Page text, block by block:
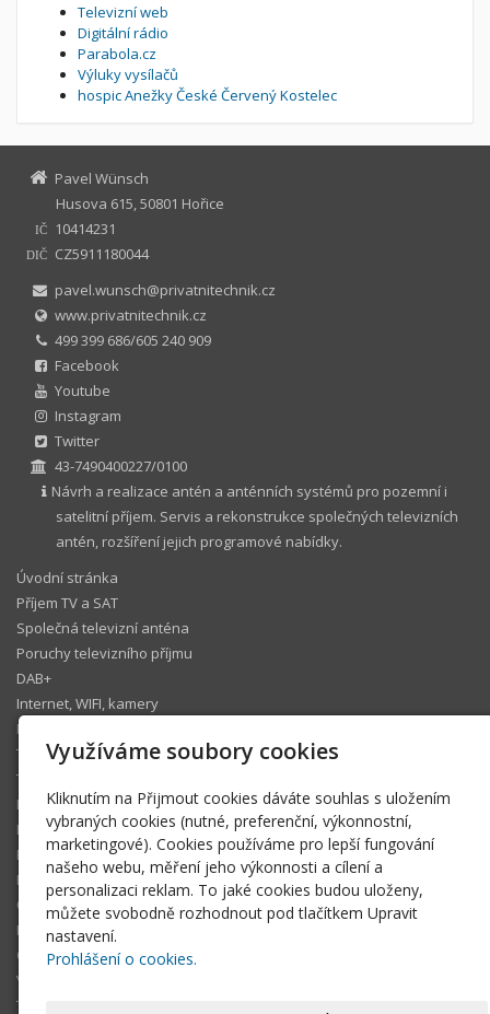
Televizní web
Digitální rádio
Parabola.cz
Výluky vysílačů
hospic Anežky České Červený Kostelec
Pavel Wünsch
Husova 615, 50801 Hořice
IČ 10414231
DIČ
CZ5911180044
pavel.wunsch@privatnitechnik.cz
www.privatnitechnik.cz
499 399 686/605 240 909
Facebook
Youtube
Instagram
Twitter
43-7490400227/0100
Návrh a realizace antén a anténních systémů pro pozemní i
satelitní příjem. Servis a rekonstrukce společných televizních
antén, rozšíření jejich programové nabídky.
Úvodní stránka
Příjem TV a SAT
Společná televizní anténa
Poruchy televizního příjmu
DAB+
Internet, WIFI, kamery
IP telefonie
Televizní operátoři
Technický koutek
Ke stažení
Fotogalerie
Pomáhám
Blog
Členská sekce
FAQ
O tomto webu
Volné termíny
Technická podpora Šlágr Rádio
Využíváme soubory cookies
Kliknutím na Přijmout cookies dáváte souhlas s uložením
vybraných cookies (nutné, preferenční, výkonnostní,
marketingové). Cookies používáme pro lepší fungování
našeho webu, měření jeho výkonnosti a cílení a
personalizaci reklam. To jaké cookies budou uloženy,
můžete svobodně rozhodnout pod tlačítkem Upravit
nastavení.
Prohlášení o cookies.